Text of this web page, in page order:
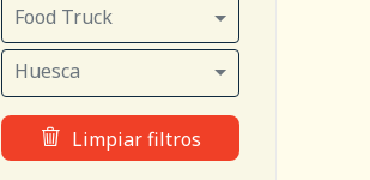
Food Truck
Huesca
Limpiar filtros